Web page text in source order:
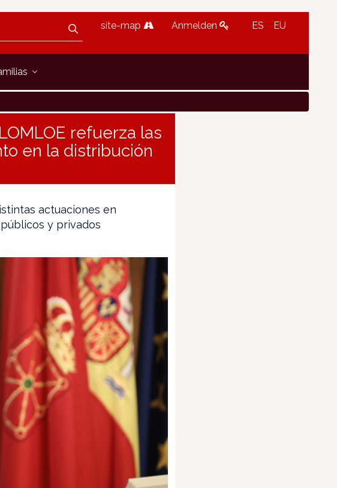
site-map Anmelden ES EU
refuerza las
en la distribución
actuaciones en
y privados